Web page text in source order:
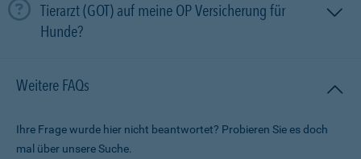
Tierarzt (GOT) auf meine OP Versicherung für
Hunde?
Weitere FAQs
Ihre Frage wurde hier nicht beantwortet? Probieren Sie es doch
mal über unsere Suche.